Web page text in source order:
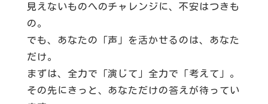
見えないものへのチャレンジに、不安はつきも
の。
でも、あなたの「声」を活かせるのは、あなた
だけ。
まずは、全力で「演じて」全力で「考えて」。
その先にきっと、あなただけの答えが待ってい